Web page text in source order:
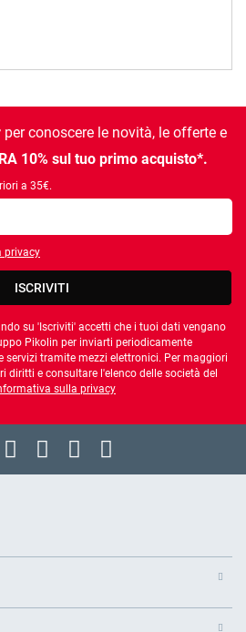
per conoscere le novità, le offerte e
10% sul tuo primo acquisto*.
a 35€.
sulla privacy
privacy
ISCRIVITI
su 'Iscriviti' accetti che i tuoi dati vengano
Pikolin per inviarti periodicamente
tramite mezzi elettronici. Per maggiori
diritti e consultare l'elenco delle società del
sulla privacy